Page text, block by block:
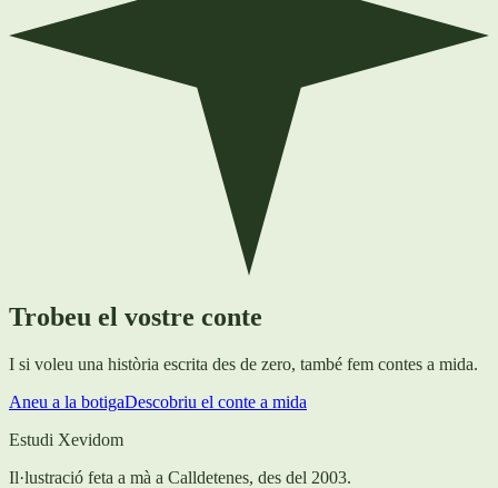
Trobeu el vostre conte
I si voleu una història escrita des de zero, també fem contes a mida.
Aneu a la botigaDescobriu el conte a mida
Estudi Xevidom
Il·lustració feta a mà a Calldetenes, des del 2003.